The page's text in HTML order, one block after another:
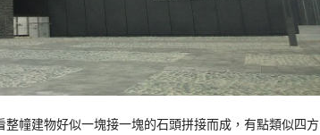
幢建物好似一塊接一塊的石頭拼接而成，有點類似四方